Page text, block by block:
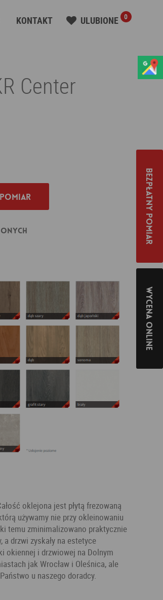
KONTAKT ULUBIONE 0
Center
oklejona jest płytą frezowaną
używamy nie przy okleinowaniu
temu zminimalizowano praktycznie
drzwi zyskały na estetyce
okiennej i drzwiowej na Dolnym
jak Wrocław i Oleśnica, ale
u naszego doradcy.
Bezpłatny pomiar
Wycena online